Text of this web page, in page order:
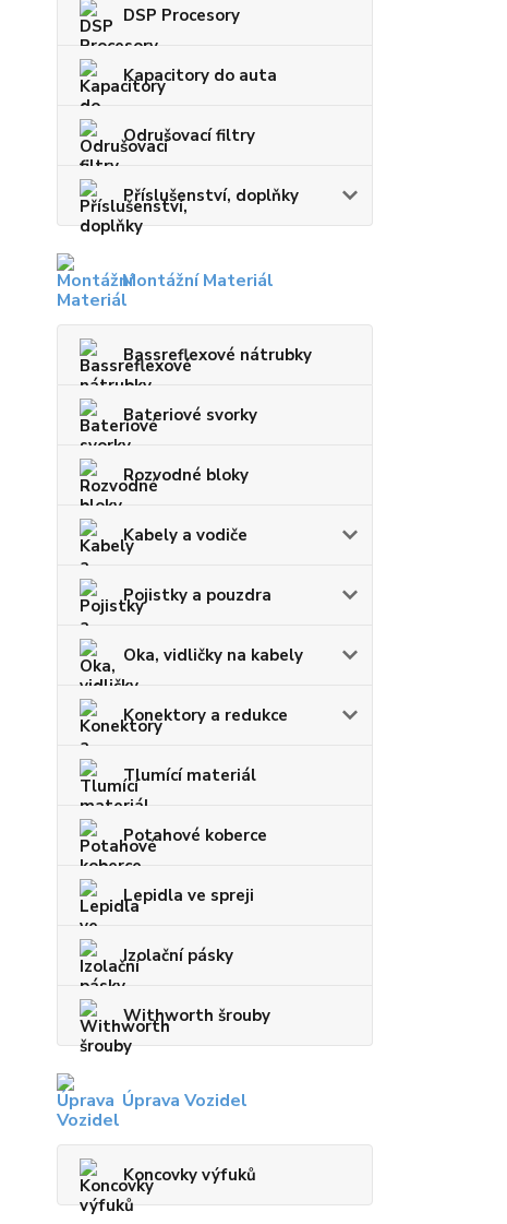
DSP Procesory
Kapacitory do auta
Odrušovací filtry
Příslušenství, doplňky
Montážní Materiál
Bassreflexové nátrubky
Bateriové svorky
Rozvodné bloky
Kabely a vodiče
Pojistky a pouzdra
Oka, vidličky na kabely
Konektory a redukce
Tlumící materiál
Potahové koberce
Lepidla ve spreji
Izolační pásky
Withworth šrouby
Úprava Vozidel
Koncovky výfuků